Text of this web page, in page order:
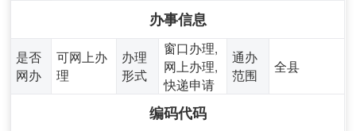
办事信息
是否
网办
可网上办
理
办理
形式
窗口办理,
网上办理,
快递申请
通办
范围
全县
编码代码